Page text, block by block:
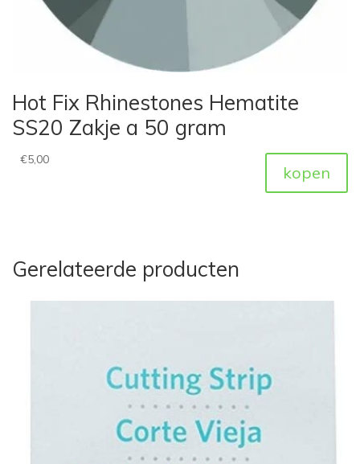
Hot Fix Rhinestones Hematite
SS20 Zakje a 50 gram
€5,00
kopen
Gerelateerde producten